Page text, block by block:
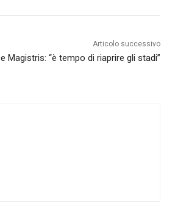
Articolo successivo
Magistris: “è tempo di riaprire gli stadi”